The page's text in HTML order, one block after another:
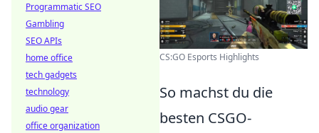
CS:GO Esports Highlights
So machst du die
besten CSGO-
Programmatic SEO
Gambling
SEO APIs
home office
tech gadgets
technology
audio gear
office organization